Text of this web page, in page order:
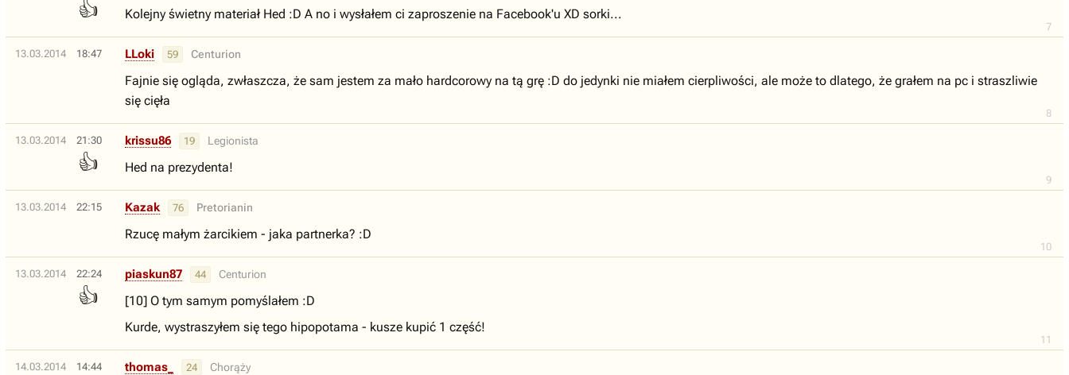
👍
7
Kolejny świetny materiał Hed :D A no i wysłałem ci zaproszenie na Facebook'u XD sorki...
13.03.2014 18:47
8
LLoki 59 Centurion
Fajnie się ogląda, zwłaszcza, że sam jestem za mało hardcorowy na tą grę :D do jedynki nie miałem cierpliwości, ale może to dlatego, że grałem na pc i straszliwie
się cięła
13.03.2014 21:30
👍
9
krissu86 19 Legionista
Hed na prezydenta!
13.03.2014 22:15
10
Kazak 76 Pretorianin
Rzucę małym żarcikiem - jaka partnerka? :D
13.03.2014 22:24
👍
11
piaskun87 44 Centurion
[10] O tym samym pomyślałem :D
Kurde, wystraszyłem się tego hipopotama - kusze kupić 1 część!
14.03.2014 14:44 thomas_ 24 Chorąży